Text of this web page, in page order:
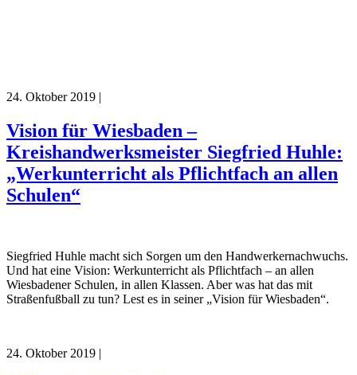
24. Oktober 2019 |
Vision für Wiesbaden –
Kreishandwerksmeister Siegfried Huhle:
„Werkunterricht als Pflichtfach an allen
Schulen“
Siegfried Huhle macht sich Sorgen um den Handwerkernachwuchs.
Und hat eine Vision: Werkunterricht als Pflichtfach – an allen
Wiesbadener Schulen, in allen Klassen. Aber was hat das mit
Straßenfußball zu tun? Lest es in seiner „Vision für Wiesbaden“.
24. Oktober 2019 |